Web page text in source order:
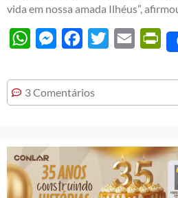
vida em nossa amada Ilhéus”,
WhatsAppMessengerFacebook
Twitter Email
3 Comentários